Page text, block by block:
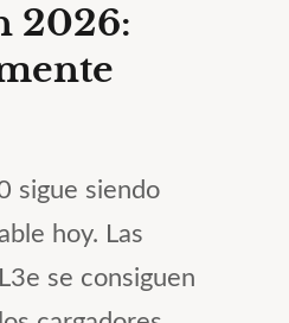
2026:
sigue siendo
hoy. Las
se consiguen